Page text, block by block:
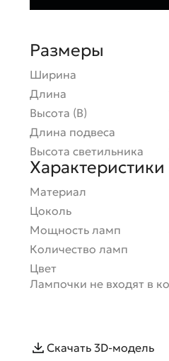
Размеры
Ширина
Длина
Высота (В)
Длина подвеса
Высота светильника
Характеристики
Материал
Цоколь
Мощность ламп
Количество ламп
Цвет
Лампочки не входят в
Скачать 3D-модель